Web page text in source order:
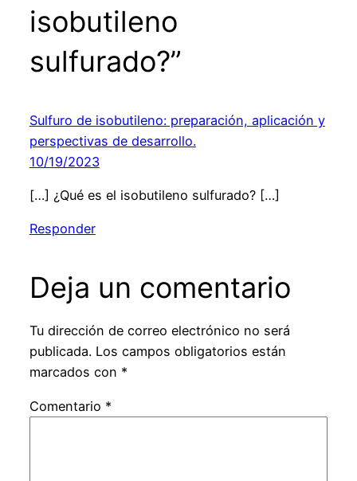
isobutileno
sulfurado?”
Sulfuro de isobutileno: preparación, aplicación y
perspectivas de desarrollo.
10/19/2023
[…] ¿Qué es el isobutileno sulfurado? […]
Responder
Deja un comentario
Tu dirección de correo electrónico no será
publicada. Los campos obligatorios están
marcados con *
Comentario *